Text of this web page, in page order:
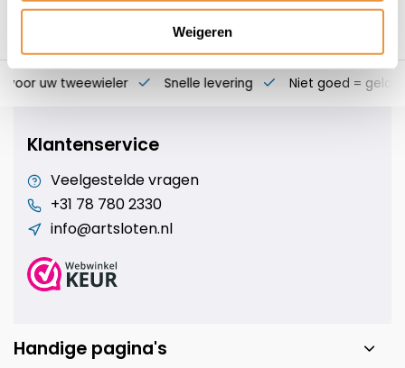
Weigeren
voor uw tweewieler Snelle levering Niet goed = geld
Klantenservice
Veelgestelde vragen
+31 78 780 2330
info@artsloten.nl
Handige pagina's